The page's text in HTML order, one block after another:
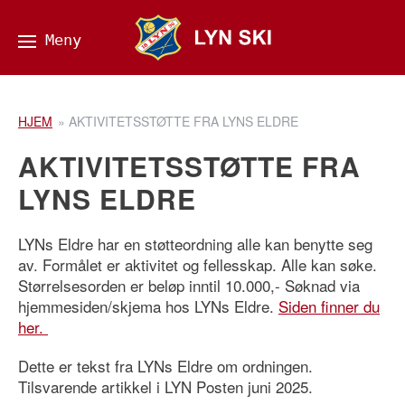
HJEM » AKTIVITETSSTØTTE FRA LYNS ELDRE
AKTIVITETSSTØTTE FRA
LYNS ELDRE
LYNs Eldre har en støtteordning alle kan benytte seg
av. Formålet er aktivitet og fellesskap. Alle kan søke.
Størrelsesorden er beløp inntil 10.000,- Søknad via
hjemmesiden/skjema hos LYNs Eldre. Siden finner du
her.
Dette er tekst fra LYNs Eldre om ordningen.
Tilsvarende artikkel i LYN Posten juni 2025.